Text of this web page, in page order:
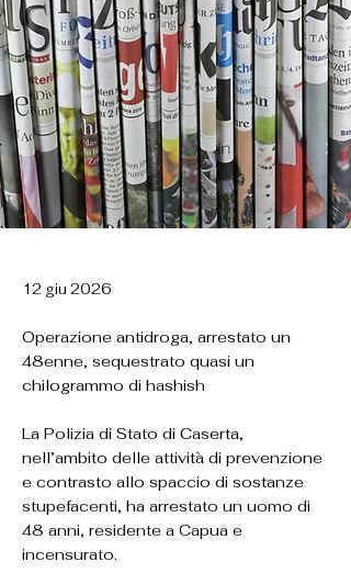
12 giu 2026
Operazione antidroga, arrestato un
48enne, sequestrato quasi un
chilogrammo di hashish
La Polizia di Stato di Caserta,
nell’ambito delle attività di prevenzione
e contrasto allo spaccio di sostanze
stupefacenti, ha arrestato un uomo di
48 anni, residente a Capua e
incensurato.